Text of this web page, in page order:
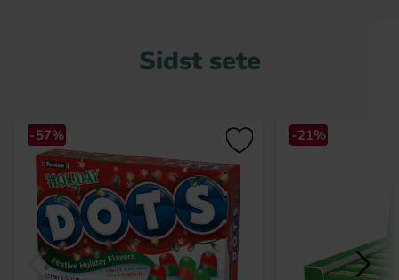
Sidst sete
-57% -21%